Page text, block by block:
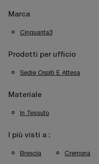
Marca
Cinquanta3
Prodotti per ufficio
Sedie Ospiti E Attesa
Materiale
In Tessuto
I più visti a :
Brescia Cremona